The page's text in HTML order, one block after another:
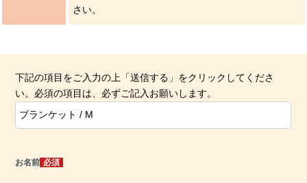
さい。
下記の項目をご入力の上「送信する」をクリックしてくださ
い。 必須の項目は、必ずご記入お願いします。
お名前 必須